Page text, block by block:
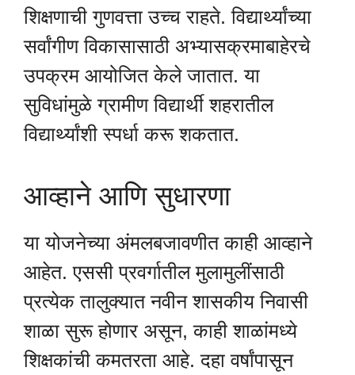
शिक्षणाची गुणवत्ता उच्च राहते. विद्यार्थ्यांच्या
सर्वांगीण विकासासाठी अभ्यासक्रमाबाहेरचे
उपक्रम आयोजित केले जातात. या
सुविधांमुळे ग्रामीण विद्यार्थी शहरातील
विद्यार्थ्यांशी स्पर्धा करू शकतात.
आव्हाने आणि सुधारणा
या योजनेच्या अंमलबजावणीत काही आव्हाने
आहेत. एससी प्रवर्गातील मुलामुलींसाठी
प्रत्येक तालुक्यात नवीन शासकीय निवासी
शाळा सुरू होणार असून, काही शाळांमध्ये
शिक्षकांची कमतरता आहे. दहा वर्षांपासून